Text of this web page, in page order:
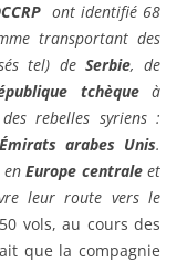
ont identifié 68
transportant des
tel) deSerbie, de
tchèqueà
rebelles syriens :
Émirats arabes Unis.
en Europe centraleet
leur route vers le
vols, au cours des
que la compagnie